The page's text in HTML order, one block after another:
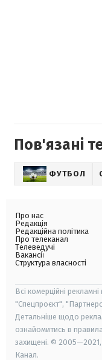
Пов'язані
ФУТБОЛ
Про нас
Редакція
Редакційна політика
Про телеканал
Телеведучі
Вакансії
Структура власності
Всі комерційні
"Спецпроєкт",
Детальніше щодо
ознайомитись в
захищені. ©
Канал.